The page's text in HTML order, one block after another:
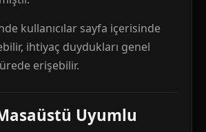
kullanıcılar sayfa içerisinde
ihtiyaç duydukları genel
erişebilir.
Uyumlu